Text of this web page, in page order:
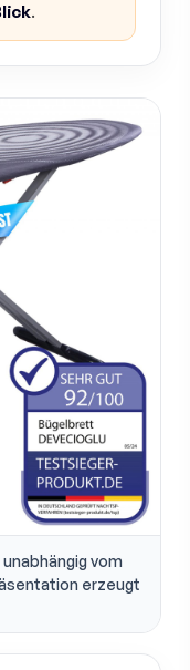
.
vom
erzeugt